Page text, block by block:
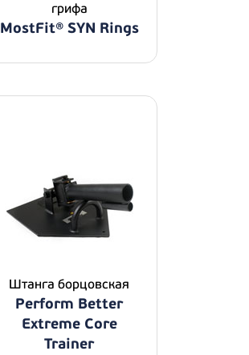
грифа
MostFit® SYN Rings
Штанга борцовская
Perform Better
Extreme Core
Trainer